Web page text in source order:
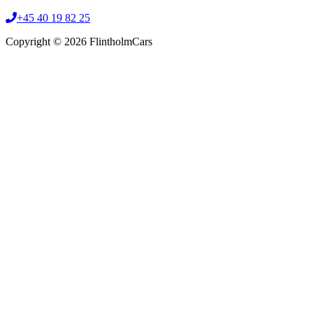
+45 40 19 82 25
Copyright © 2026 FlintholmCars